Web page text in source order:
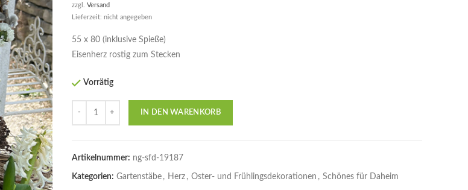
zzgl. Versand
Lieferzeit: nicht angegeben
55 x 80 (inklusive Spieße)
Eisenherz rostig zum Stecken
Vorrätig
IN DEN WARENKORB
Artikelnummer: ng-sfd-19187
Kategorien: Gartenstäbe , Herz , Oster- und Frühlingsdekorationen , Schönes für Daheim